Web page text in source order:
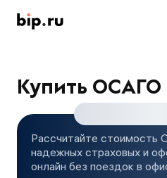
Купить ОСАГО
Рассчитайте стоимость
надежных страховых и
онлайн без поездок в